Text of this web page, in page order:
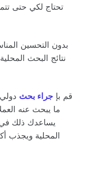
تحتاج لكي حتى
بدون التحسين
نتائج البحث
قم بإ جراء بحث دولي
يساعدك ذلك في
المحلية ويجذب